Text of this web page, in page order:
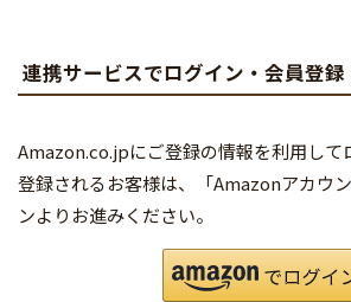
連携サービスでログイン・会員登録
Amazon.co.jpにご登録の情報を利用して
登録されるお客様は、「Amazonアカウ
ンよりお進みください。